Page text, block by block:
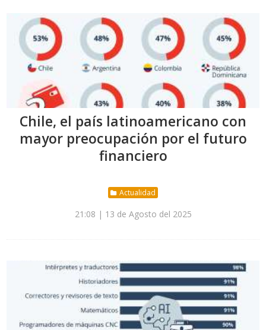
Chile, el país latinoamericano con
mayor preocupación por el futuro
financiero
Actualidad
21:08 | 13 de Agosto del 2025